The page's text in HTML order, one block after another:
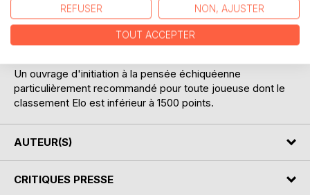
néophyte de franchir rapidement et avec assurance les
premiers obstacles qu'elle rencontrera sur son chemin de
joueuse d'échecs.
Un ouvrage d'initiation à la pensée échiquéenne
particulièrement recommandé pour toute joueuse dont le
classement Elo est inférieur à 1500 points.
AUTEUR(S)
CRITIQUES PRESSE
REFUSER NON, AJUSTER
TOUT ACCEPTER